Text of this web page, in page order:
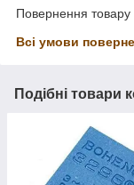
Повернення товару
Всі умови
Подібні товари